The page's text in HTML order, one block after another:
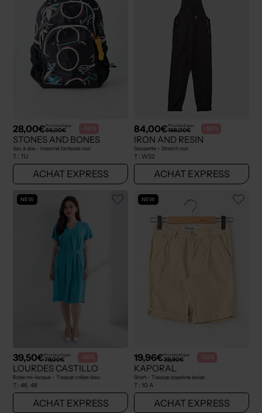
28,00€Prix boutique :
56,00€ -50%
STONES AND BONES
Sac à dos - Imprimé fantaisie noir
T : TU
ACHAT EXPRESS
84,00€Prix boutique :
168,00€ -50%
IRON AND RESIN
Salopette - Stretch noir
T : W32
ACHAT EXPRESS
NEW
39,50€Prix boutique :
79,00€ -50%
LOURDES CASTILLO
Robe mi-longue - Tissage crêpe bleu
T : 46, 48
ACHAT EXPRESS
NEW
19,96€Prix boutique :
39,90€ -50%
KAPORAL
Short - Tissage popeline beige
T : 10 A
ACHAT EXPRESS